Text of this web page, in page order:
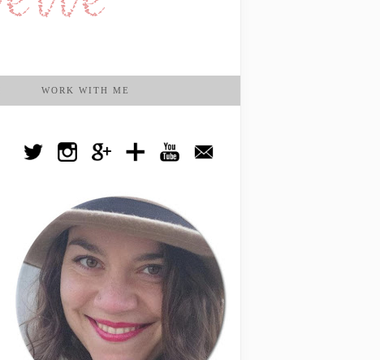
WORK WITH ME